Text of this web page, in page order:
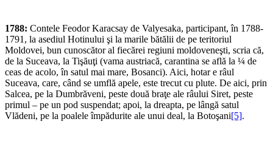
1788: Contele Feodor Karacsay de Valyesaka, participant, în 1788-
1791, la asediul Hotinului şi la marile bătălii de pe teritoriul
Moldovei, bun cunoscător al fiecărei regiuni moldoveneşti, scria că,
de la Suceava, la Tişăuţi (vama austriacă, carantina se află la ¼ de
ceas de acolo, în satul mai mare, Bosanci). Aici, hotar e râul
Suceava, care, când se umflă apele, este trecut cu plute. De aici, prin
Salcea, pe la Dumbrăveni, peste două braţe ale râului Siret, peste
primul – pe un pod suspendat; apoi, la dreapta, pe lângă satul
Vlădeni, pe la poalele împădurite ale unui deal, la Botoşani[5].